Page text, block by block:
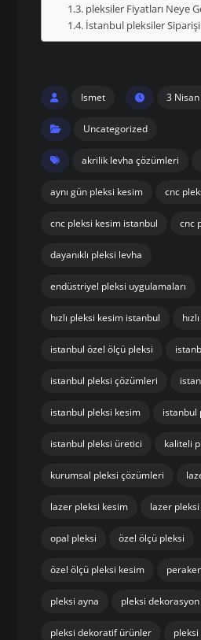
pleksiler Fiyatları Neye
İstanbul pleksiler
Ismet 3
Uncategorized
akrilik levha çözümleri
aynı gün pleksi kesim cnc
cnc pleksi kesim istanbul cnc
dayanıklı pleksi levha
endüstriyel pleksi uygulamaları
hızlı pleksi kesim istanbul
istanbul özel ölçü pleksi
istanbul pleksi çözümleri
istanbul pleksi kesim istanbul
istanbul pleksi üretici kaliteli
kurumsal pleksi çözümleri
lazer pleksi kesim lazer
opal pleksi özel ölçü pleksi
özel ölçü pleksi kesim
pleksi ayna pleksi dekorasyon
pleksi dekoratif ürünler